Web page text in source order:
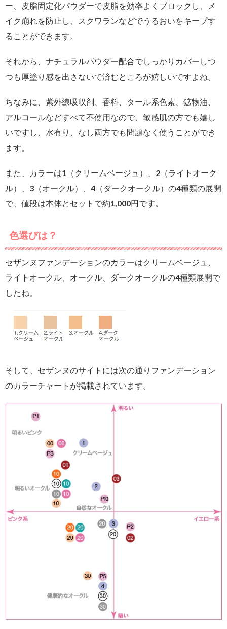
ー、皮脂固定化パウダーで皮脂を効率よくブロックし、メ
イク崩れを防止し、スクワランなどでうるおいをキープす
ることができます。
それから、ナチュラルパウダー配合でしっかりカバーしつ
つも厚塗り感を出さないで済むところが嬉しいですよね。
ちなみに、紫外線吸収剤、香料、タール系色素、鉱物油、
アルコールなどすべて不使用なので、敏感肌の方でも嬉し
いですし、水有り、なし両方でも問題なく使うことができ
ます。
また、カラーは1（クリームベージュ）、2（ライトオーク
ル）、3（オークル）、4（ダークオークル）の4種類の展開
で、値段は本体とセットで約1,000円です。
色選びは？
セザンヌファンデーションのカラーはクリームベージュ、
ライトオークル、オークル、ダークオークルの4種類展開で
したね。
そして、セザンヌのサイトには次の通りファンデーション
のカラーチャートが掲載されています。